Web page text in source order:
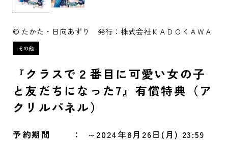
© たかた・日向あずり 発行：株式会社ＫＡＤＯＫＡＷＡ
『クラスで２番目に可愛い女の子
と友だちになった7』有償特典（ア
クリルパネル）
予約期間
～2024年8月26日(月) 23:59